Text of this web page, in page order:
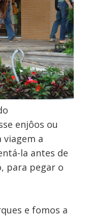
enjôos ou
a
la antes de
para pegar o
e fomos a